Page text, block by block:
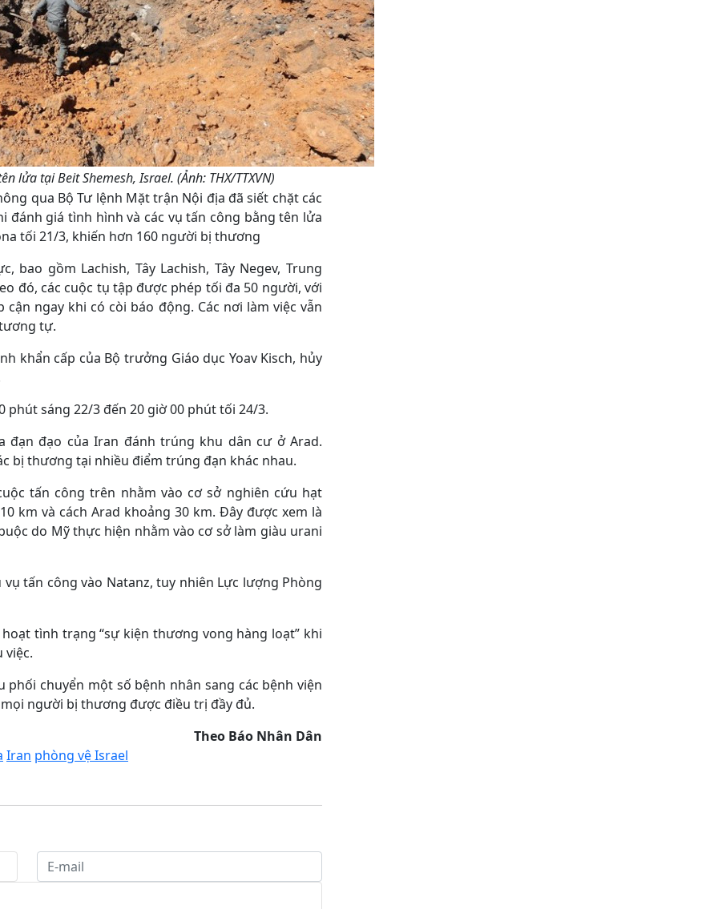
lửa tại Beit Shemesh, Israel. (Ảnh: THX/TTXVN)
qua Bộ Tư lệnh Mặt trận Nội địa đã siết chặt các
đánh giá tình hình và các vụ tấn công bằng tên lửa
tối 21/3, khiến hơn 160 người bị thương
bao gồm Lachish, Tây Lachish, Tây Negev, Trung
đó, các cuộc tụ tập được phép tối đa 50 người, với
ngay khi có còi báo động. Các nơi làm việc vẫn
tự.
khẩn cấp của Bộ trưởng Giáo dục Yoav Kisch, hủy
phút sáng 22/3 đến 20 giờ 00 phút tối 24/3.
đạo của Iran đánh trúng khu dân cư ở Arad.
bị thương tại nhiều điểm trúng đạn khác nhau.
tấn công trên nhằm vào cơ sở nghiên cứu hạt
km và cách Arad khoảng 30 km. Đây được xem là
do Mỹ thực hiện nhằm vào cơ sở làm giàu urani
tấn công vào Natanz, tuy nhiên Lực lượng Phòng
tình trạng “sự kiện thương vong hàng loạt” khi
việc.
phối chuyển một số bệnh nhân sang các bệnh viện
người bị thương được điều trị đầy đủ.
Theo Báo Nhân Dân
Iran phòng vệ Israel